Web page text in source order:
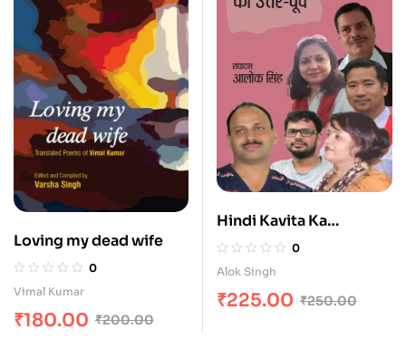
Loving my dead wife
0
Vimal Kumar
₹200.00
₹180.00
Hindi Kavita Ka
Uttarpoorv
0
Alok Singh
₹250.00
₹225.00